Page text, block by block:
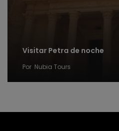
Visitar Petra de noche
Por Nubia Tours